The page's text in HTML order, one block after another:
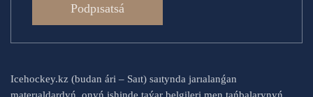
Podpısatsá
Icehockey.kz (budan ári – Saıt) saıtynda jarıalanǵan